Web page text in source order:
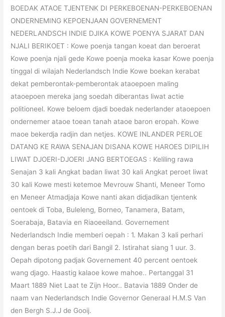
BOEDAK ATAOE TJENTENK DI PERKEBOENAN-PERKEBOENAN
ONDERNEMING KEPOENJAAN GOVERNEMENT
NEDERLANDSCH INDIE DJIKA KOWE POENYA SJARAT DAN
NJALI BERIKOET : Kowe poenja tangan koeat dan beroerat
Kowe poenja njali gede Kowe poenja moeka kasar Kowe poenja
tinggal di wilajah Nederlandsch Indie Kowe boekan kerabat
dekat pemberontak-pemberontak ataoepoen maling
ataoepoen mereka jang soedah diberantas liwat actie
politioneel. Kowe beloem djadi boedak nederlander ataoepoen
ondernemer ataoe toean tanah ataoe baron eropah. Kowe
maoe bekerdja radjin dan netjes. KOWE INLANDER PERLOE
DATANG KE RAWA SENAJAN DISANA KOWE HAROES DIPILIH
LIWAT DJOERI-DJOERI JANG BERTOEGAS : Keliling rawa
Senajan 3 kali Angkat badan liwat 30 kali Angkat peroet liwat
30 kali Kowe mesti ketemoe Mevrouw Shanti, Meneer Tomo
en Meneer Atmadjaja Kowe nanti akan didjadikan tjentenk
oentoek di Toba, Buleleng, Borneo, Tanamera, Batam,
Soerabaja, Batavia en Riaoeeiland. Governement
Nederlandsch Indie memberi oepah : 1. Makan 3 kali perhari
dengan beras poetih dari Bangil 2. Istirahat siang 1 uur. 3.
Oepah dipotong padjak Governement 40 percent oentoek
wang djago. Haastig kalaoe kowe mahoe.. Pertanggal 31
Maart 1889 Niet Laat te Zijn Hoor.. Batavia 1889 Onder de
naam van Nederlandsch Indie Governor Generaal H.M.S Van
den Bergh S.J.J de Gooij.